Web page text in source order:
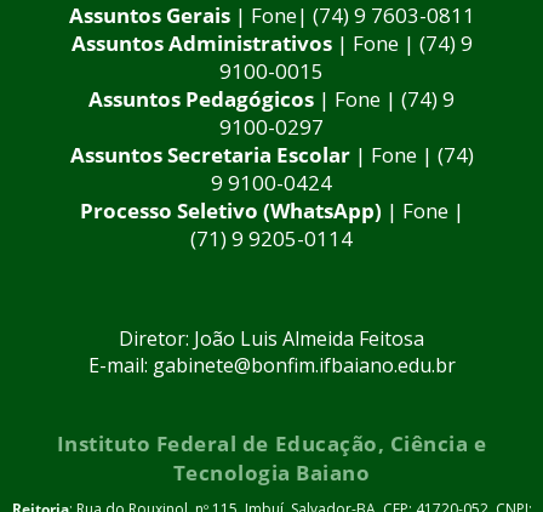
Assuntos Gerais | Fone| (74) 9 7603-0811
Assuntos Administrativos | Fone | (74) 9
9100-0015
Assuntos Pedagógicos | Fone | (74) 9
9100-0297
Assuntos Secretaria Escolar| Fone | (74)
9 9100-0424
Processo Seletivo (WhatsApp) | Fone |
(71) 9 9205-0114
Diretor: João Luis Almeida Feitosa
E-mail: gabinete@bonfim.ifbaiano.edu.br
Instituto Federal de Educação, Ciência e
Tecnologia Baiano